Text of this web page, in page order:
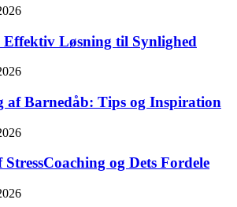
Løsning til Synlighed
af Barnedåb: Tips og Inspiration
StressCoaching og Dets Fordele